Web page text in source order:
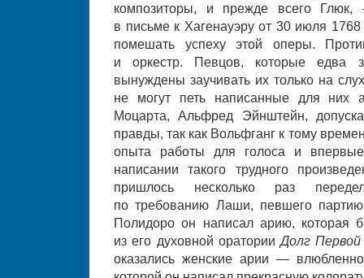
композиторы, и прежде всего Глюк,
в письме к Хагенауэру от 30 июля
помешать успеху этой оперы.
и оркестр. Певцов, которые
вынуждены заучивать их только на
не могут петь написанные для них
Моцарта, Альфред Эйнштейн,
правды, так как Вольфганг к тому
опыта работы для голоса и
написании такого трудного
пришлось несколько раз
по требованию Лаши, певшего
Полидоро он написал арию, которая
из его духовной ораторииДолг
оказались женские арии —